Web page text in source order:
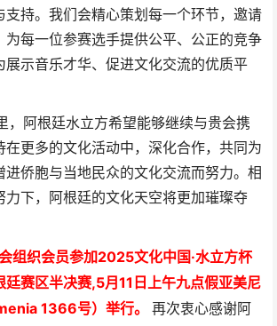
支持。我们会精心策划每一个环节，邀请
为每一位参赛选手提供公平、公正的竞争
展示音乐才华、促进文化交流的优质平
阿根廷水立方希望能够继续与贵会携
在更多的文化活动中，深化合作，共同为
进侨胞与当地民众的文化交流而努力。相
力下，阿根廷的文化天空将更加璀璨夺
组织会员参加2025文化中国·水立方杯
廷赛区半决赛,5月11日上午九点假亚美尼
1366号）举行。 再次衷心感谢阿